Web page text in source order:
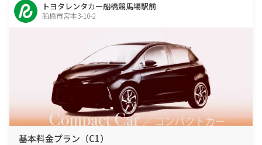
トヨタレンタカー船橋競馬場駅前
船橋市宮本3-10-2
基本料金プラン（C1）